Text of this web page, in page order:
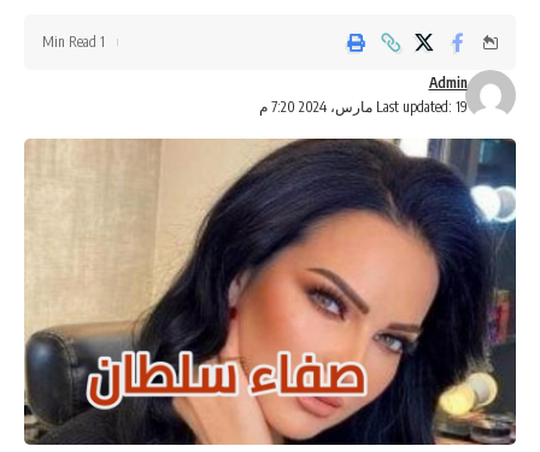
Last updated: 19 مارس، 2024 7:20 م
Admin
1 Min Read